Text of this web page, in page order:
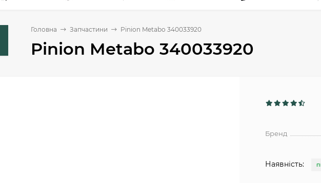
Головна Запчастини Pinion Metabo 340033920
Pinion Metabo 340033920
Бренд
Наявність: